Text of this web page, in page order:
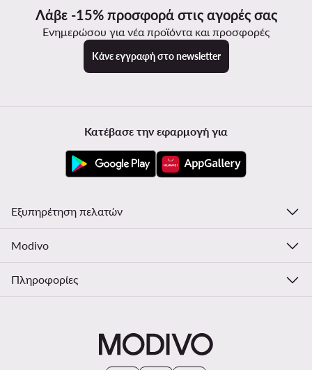
Λάβε -15% προσφορά στις αγορές σας
Ενημερώσου για νέα προϊόντα και προσφορές
Κάνε εγγραφή στο newsletter
Κατέβασε την εφαρμογή για
Εξυπηρέτηση πελατών
Modivo
Πληροφορίες